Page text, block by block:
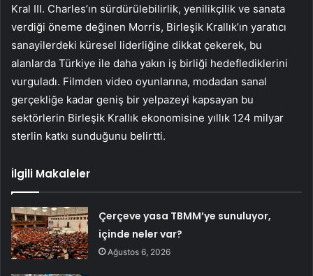
Kral III. Charles’ın sürdürülebilirlik, yenilikçilik ve sanata
verdiği öneme değinen Morris, Birleşik Krallık’ın yaratıcı
sanayilerdeki küresel liderliğine dikkat çekerek, bu
alanlarda Türkiye ile daha yakın iş birliği hedeflediklerini
vurguladı. Filmden video oyunlarına, modadan sanal
gerçekliğe kadar geniş bir yelpazeyi kapsayan bu
sektörlerin Birleşik Krallık ekonomisine yıllık 124 milyar
sterlin katkı sunduğunu belirtti.
İlgili Makaleler
Çerçeve yasa TBMM’ye sunuluyor,
içinde neler var?
Ağustos 6, 2026